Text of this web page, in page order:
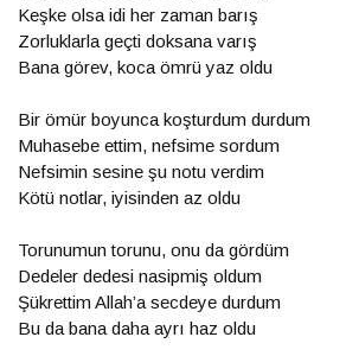
Keşke olsa idi her zaman barış
Zorluklarla geçti doksana varış
Bana görev, koca ömrü yaz oldu
Bir ömür boyunca koşturdum durdum
Muhasebe ettim, nefsime sordum
Nefsimin sesine şu notu verdim
Kötü notlar, iyisinden az oldu
Torunumun torunu, onu da gördüm
Dedeler dedesi nasipmiş oldum
Şükrettim Allah’a secdeye durdum
Bu da bana daha ayrı haz oldu